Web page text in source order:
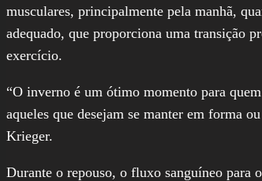
musculares, principalmente pela manhã,
adequado, que proporciona uma transição
exercício.
“O inverno é um ótimo momento para
aqueles que desejam se manter em forma
Krieger.
Durante o repouso, o fluxo sanguíneo para